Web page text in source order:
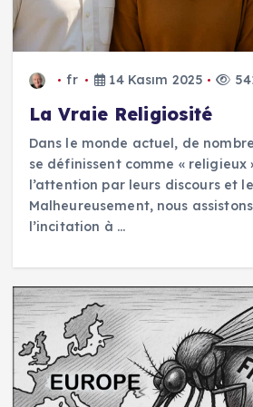
fr 14 Kasım 2025
La Vraie Religiosité
Dans le monde actuel, de
se définissent comme «
l’attention par leurs discours et
Malheureusement, nous
l’incitation à ...